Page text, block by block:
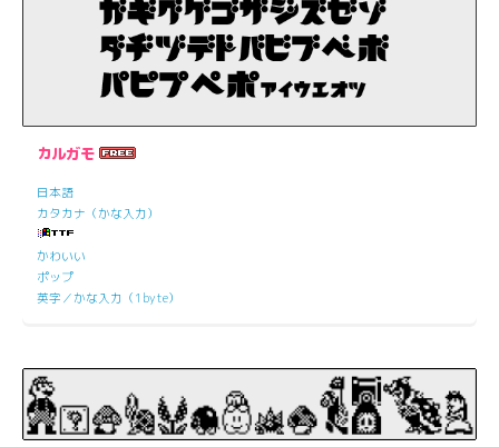
カルガモ
日本語
カタカナ（かな入力）
かわいい
ポップ
英字／かな入力（1byte）